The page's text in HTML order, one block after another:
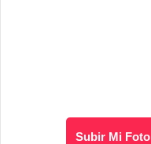
Subir Mi Foto